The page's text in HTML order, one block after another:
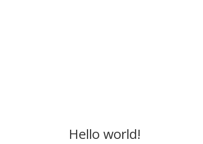
Hello world!